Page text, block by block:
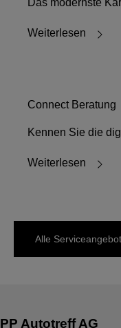
Das modernste
Weiterlesen
Connect Beratung
Kennen Sie die
Weiterlesen
Alle